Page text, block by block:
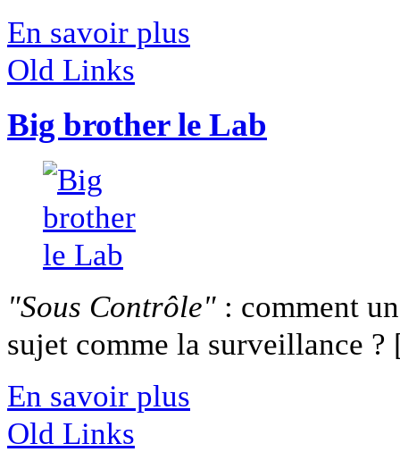
En savoir plus
Old Links
Big brother le Lab
"Sous Contrôle" : comment
sujet comme la surveillance ?
En savoir plus
Old Links